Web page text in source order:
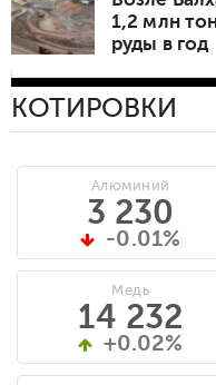
1,2 млн
руды в год
КОТИРОВКИ
Алюминий
3 230
-0.01%
Медь
14 232
+0.02%